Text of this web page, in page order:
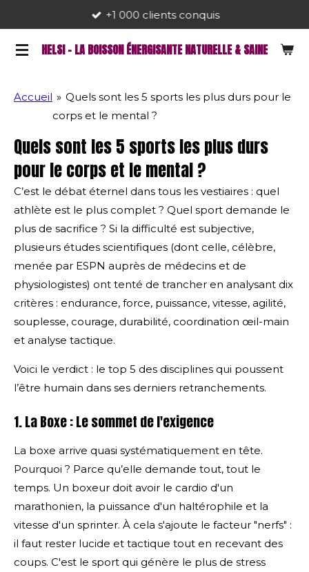
contenuHELSI - LA BOISSON ÉNERGISANTE NATURELLE & SAINE
+1 000 clients conquis
Accueil » Quels sont les 5 sports les plus durs pour le
corps et le mental ?
Quels sont les 5 sports les plus durs
pour le corps et le mental ?
C’est le débat éternel dans tous les vestiaires : quel
athlète est le plus complet ? Quel sport demande le
plus de sacrifice ? Si la difficulté est subjective,
plusieurs études scientifiques (dont celle, célèbre,
menée par ESPN auprès de médecins et de
physiologistes) ont tenté de trancher en analysant dix
critères : endurance, force, puissance, vitesse, agilité,
souplesse, courage, durabilité, coordination œil-main
et analyse tactique.
Voici le verdict : le top 5 des disciplines qui poussent
l’être humain dans ses derniers retranchements.
1. La Boxe : Le sommet de l'exigence
La boxe arrive quasi systématiquement en tête.
Pourquoi ? Parce qu’elle demande tout, tout le
temps. Un boxeur doit avoir le cardio d'un
marathonien, la puissance d'un haltérophile et la
vitesse d'un sprinter. À cela s'ajoute le facteur "nerfs" :
il faut rester lucide et tactique tout en recevant des
coups. C'est le sport qui génère le plus de stress